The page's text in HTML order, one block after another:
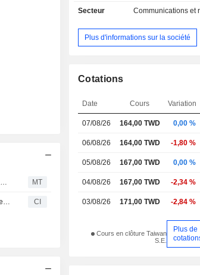
Climax Technology conclut des accords transactionnels dans le cadre d'un litige relatif à la responsabilité du fait des produits aux États-Unis MT
Climax Technology Co. Ltd. publie ses résultats annuels pour l'exercice clos le 31 décembre 2025 CI
catastrophes, des systèmes
d'intégration de systèmes et des
Les produits de la société sont
produits tant sur le marché
Secteur Communications et
Plus d'informations sur la société
Cotations
Date Cours Variation
07/08/26 164,00 TWD 0,00 %
06/08/26 164,00 TWD -1,80 %
05/08/26 167,00 TWD 0,00 %
04/08/26 167,00 TWD -2,34 %
03/08/26 171,00 TWD -2,84 %
Cours en clôture Taiwan
S.E.
Plus de